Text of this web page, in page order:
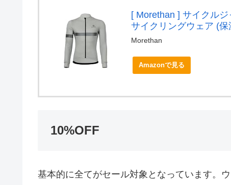
[ Morethan ] サイクル
サイクリングウェア (
Morethan
Amazonで見る
10%OFF
基本的に全てがセール対象となっています。